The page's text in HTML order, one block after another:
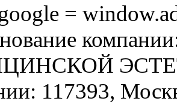
=
117393,